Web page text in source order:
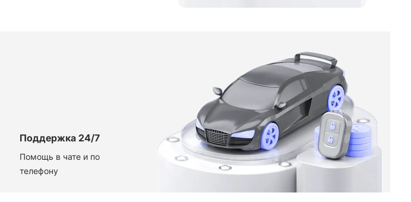
Поддержка 24/7
Помощь в чате и по
телефону